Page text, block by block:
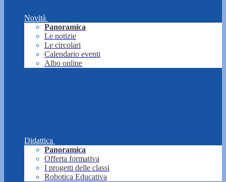
Novità
Panoramica
Le notizie
Le circolari
Calendario eventi
Albo online
Didattica
Panoramica
Offerta formativa
I progetti delle classi
Robotica Educativa